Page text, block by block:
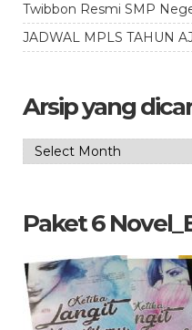
Twibbon Resmi SMP
JADWAL MPLS TAHUN
Arsip yang
Arsip
Paket 6